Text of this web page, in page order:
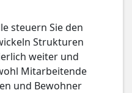
steuern Sie den
Strukturen
weiter und
Mitarbeitende
und Bewohner